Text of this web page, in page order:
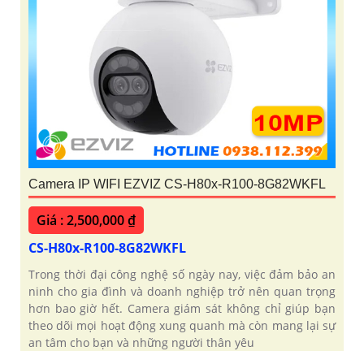
Camera IP WIFI EZVIZ CS-H80x-R100-8G82WKFL
Giá : 2,500,000 ₫
CS-H80x-R100-8G82WKFL
Trong thời đại công nghệ số ngày nay, việc đảm bảo an
ninh cho gia đình và doanh nghiệp trở nên quan trọng
hơn bao giờ hết. Camera giám sát không chỉ giúp bạn
theo dõi mọi hoạt động xung quanh mà còn mang lại sự
an tâm cho bạn và những người thân yêu